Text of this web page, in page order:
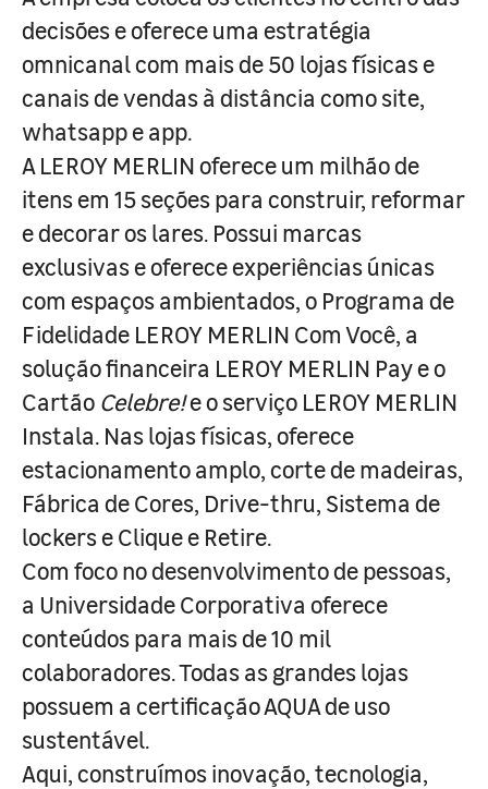
decisões e oferece uma estratégia
omnicanal com mais de 50 lojas físicas e
canais de vendas à distância como site,
whatsapp e app.
A LEROY MERLIN oferece um milhão de
itens em 15 seções para construir, reformar
e decorar os lares. Possui marcas
exclusivas e oferece experiências únicas
com espaços ambientados, o Programa de
Fidelidade LEROY MERLIN Com Você, a
solução financeira LEROY MERLIN Pay e o
Cartão Celebre!e o serviço LEROY MERLIN
Instala. Nas lojas físicas, oferece
estacionamento amplo, corte de madeiras,
Fábrica de Cores, Drive-thru, Sistema de
lockers e Clique e Retire.
Com foco no desenvolvimento de pessoas,
a Universidade Corporativa oferece
conteúdos para mais de 10 mil
colaboradores. Todas as grandes lojas
possuem a certificação AQUA de uso
sustentável.
Aqui, construímos inovação, tecnologia,